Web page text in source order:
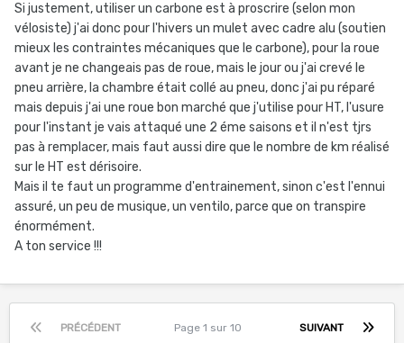
Si justement, utiliser un carbone est à proscrire (selon mon
vélosiste) j'ai donc pour l'hivers un mulet avec cadre alu (soutien
mieux les contraintes mécaniques que le carbone), pour la roue
avant je ne changeais pas de roue, mais le jour ou j'ai crevé le
pneu arrière, la chambre était collé au pneu, donc j'ai pu réparé
mais depuis j'ai une roue bon marché que j'utilise pour HT, l'usure
pour l'instant je vais attaqué une 2 éme saisons et il n'est tjrs
pas à remplacer, mais faut aussi dire que le nombre de km réalisé
sur le HT est dérisoire.
Mais il te faut un programme d'entrainement, sinon c'est l'ennui
assuré, un peu de musique, un ventilo, parce que on transpire
énormément.
A ton service !!!
PRÉCÉDENT SUIVANT
Page 1 sur 10